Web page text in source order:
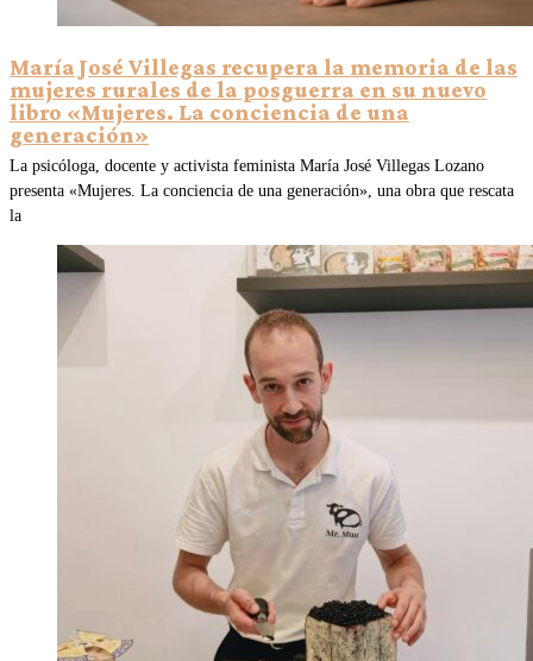
María José Villegas recupera la memoria de las
mujeres rurales de la posguerra en su nuevo
libro «Mujeres. La conciencia de una
generación»
La psicóloga, docente y activista feminista María José Villegas Lozano
presenta «Mujeres. La conciencia de una generación», una obra que rescata
la